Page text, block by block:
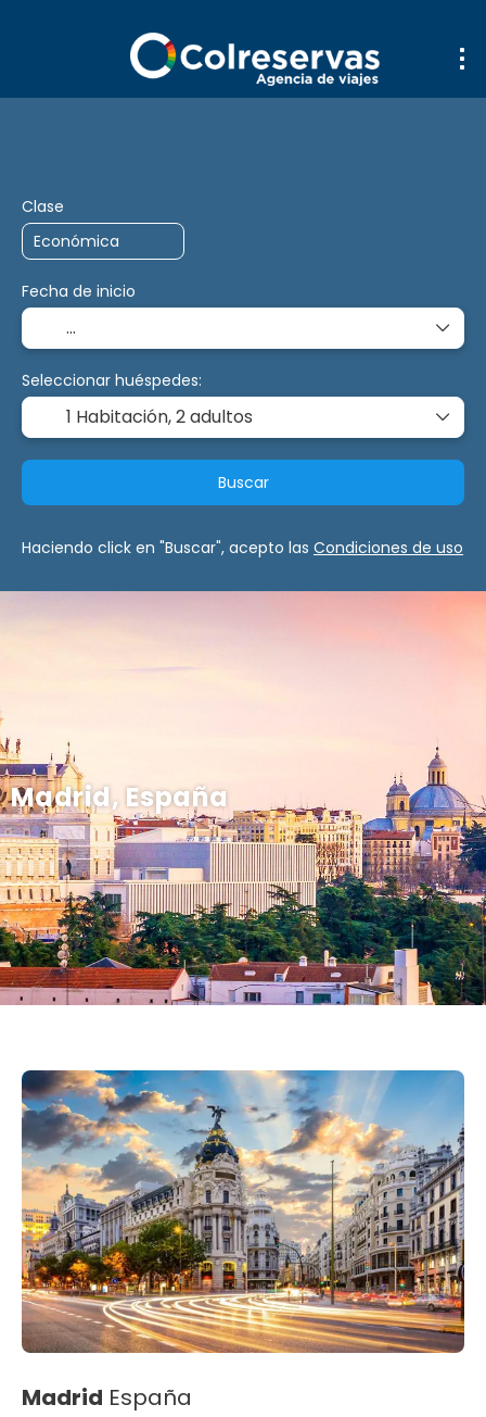
Madrid, España
Clase
Fecha de inicio
Seleccionar huéspedes:
1 Habitación,2 adultos
Buscar
Haciendo click en "Buscar", acepto las Condiciones de uso
Madrid España